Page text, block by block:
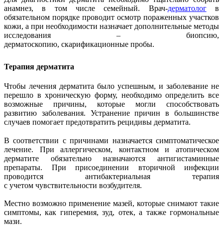
анамнез, в том числе семейный. Врач-дерматологв
обязательном порядке проводит осмотр пораженных участков
кожи, а при необходимости назначает дополнительные методы
исследования – биопсию,
дерматоскопию, скарификационные пробы.
Терапия дерматита
Чтобы лечения дерматита было успешным, и заболевание не
перешло в хроническую форму, необходимо определить все
возможные причины, которые могли способствовать
развитию заболевания. Устранение причин в большинстве
случаев помогает предотвратить рецидивы дерматита.
В соответствии с причинами назначается симптоматическое
лечение. При аллергическом, контактном и атопическом
дерматите обязательно назначаются антигистаминные
препараты. При присоединении вторичной инфекции
проводится антибактериальная терапия
с учетом чувствительности возбудителя.
Местно возможно применение мазей, которые снимают такие
симптомы, как гиперемия, зуд, отек, а также гормональные
мази.